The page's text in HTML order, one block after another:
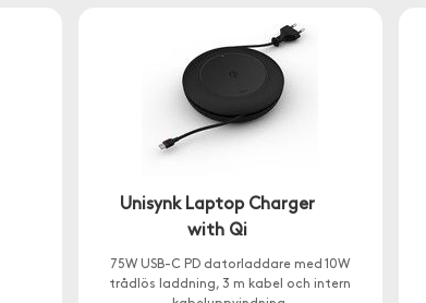
Unisynk Laptop Charger
with Qi
75W USB-C PD datorladdare med 10W
trådlös laddning, 3 m kabel och intern